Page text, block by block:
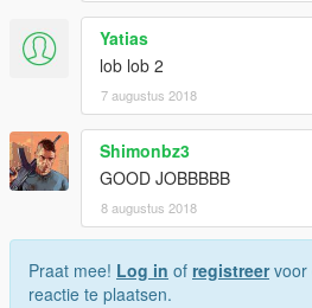
Yatias
lob lob 2
7 augustus 2018
Shimonbz3
GOOD JOBBBBB
8 augustus 2018
Praat mee! Log in of registreervoor
reactie te plaatsen.